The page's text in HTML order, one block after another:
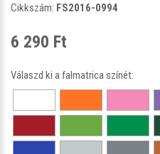
Cikkszám: FS2016-0994
6 290 Ft
Válaszd ki a falmatrica színét: